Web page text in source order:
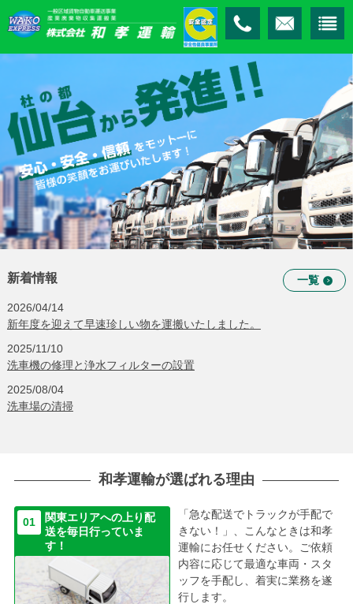
新着情報 一覧
2026/04/14
新年度を迎えて早速珍しい物を運搬いたしました。
2025/11/10
洗車機の修理と浄水フィルターの設置
2025/08/04
洗車場の清掃
2025年3月の社内研修会
2025/03/17
3月に入りセンサー系のエラーが多発しています。
2025/01/06
新年明けましておめでとうございます。
2024/12/28
和孝運輸が選ばれる理由
01
関東エリアへの上り配
送を毎日行っていま
す！
「急な配送でトラックが手配で
きない！」、こんなときは和孝
運輸にお任せください。ご依頼
内容に応じて最適な車両・スタ
ッフを手配し、着実に業務を遂
行します。